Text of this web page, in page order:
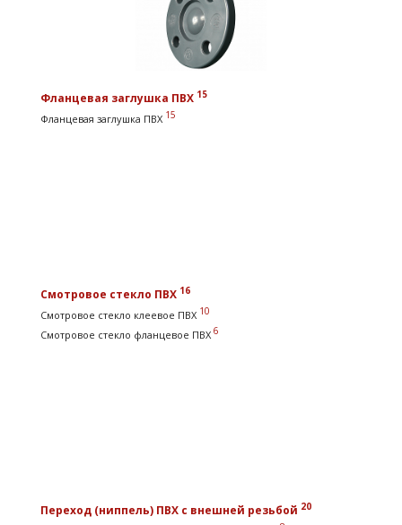
Фланцевая заглушка ПВХ 15
Фланцевая заглушка ПВХ 15
Смотровое стекло ПВХ 16
Смотровое стекло клеевое ПВХ 10
Смотровое стекло фланцевое ПВХ 6
Переход (ниппель) ПВХ с внешней резьбой 20